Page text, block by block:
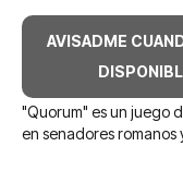
AVISADME
"Quorum" es un juego
en senadores romanos